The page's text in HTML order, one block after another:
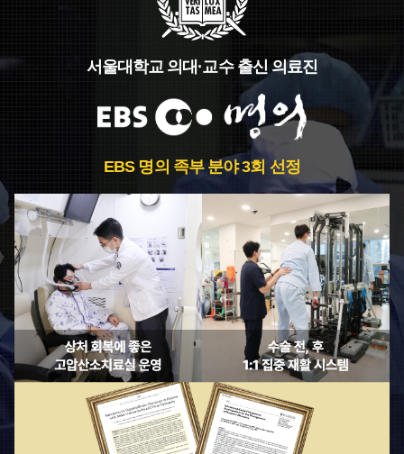
서울대학교 의대·교수 출신 의료진
EBS 명의 족부 분야 3회 선정